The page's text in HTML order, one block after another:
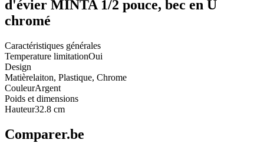
d'évier MINTA 1/2 pouce, bec en U
chromé
Caractéristiques générales
Temperature limitationOui
Design
Matièrelaiton, Plastique, Chrome
CouleurArgent
Poids et dimensions
Hauteur32.8 cm
Comparer.be